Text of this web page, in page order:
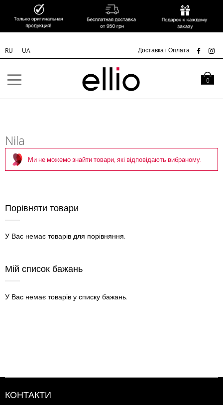
Skip to
RU UA Доставка і Оплата
Кошик
0
Nila
Ми не можемо знайти товари, які відповідають вибраному.
Порівняти товари
У Вас немає товарів для порівняння.
Мій список бажань
У Вас немає товарів у списку бажань.
КОНТАКТИ